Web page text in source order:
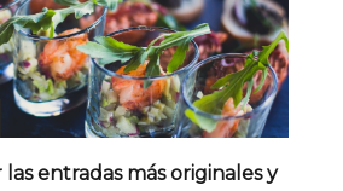
entradas más originales y